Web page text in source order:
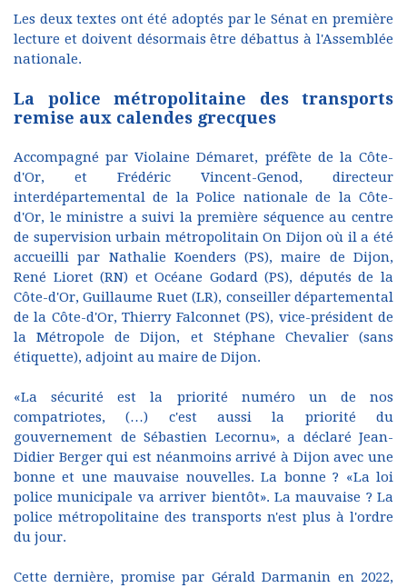
Les deux textes ont été adoptés par le Sénat en première
lecture et doivent désormais être débattus à l'Assemblée
nationale.
La police métropolitaine des transports
remise aux calendes grecques
Accompagné par Violaine Démaret, préfète de la Côte-
d'Or, et Frédéric Vincent-Genod, directeur
interdépartemental de la Police nationale de la Côte-
d'Or, le ministre a suivi la première séquence au centre
de supervision urbain métropolitain On Dijon où il a été
accueilli par Nathalie Koenders (PS), maire de Dijon,
René Lioret (RN) et Océane Godard (PS), députés de la
Côte-d'Or, Guillaume Ruet (LR), conseiller départemental
de la Côte-d'Or, Thierry Falconnet (PS), vice-président de
la Métropole de Dijon, et Stéphane Chevalier (sans
étiquette), adjoint au maire de Dijon.
«La sécurité est la priorité numéro un de nos
compatriotes, (…) c'est aussi la priorité du
gouvernement de Sébastien Lecornu», a déclaré Jean-
Didier Berger qui est néanmoins arrivé à Dijon avec une
bonne et une mauvaise nouvelles. La bonne ? «La loi
police municipale va arriver bientôt». La mauvaise ? La
police métropolitaine des transports n'est plus à l'ordre
du jour.
Cette dernière, promise par Gérald Darmanin en 2022,